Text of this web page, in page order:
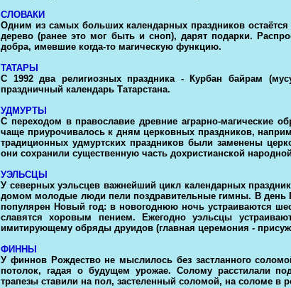
СЛОВАКИ
Одним из самых больших календарных праздников
дерево (ранее это мог быть и сноп), дарят подарки.
добра, имевшие когда-то магическую функцию.
ТАТАРЫ
С 1992 два религиозных праздника - Курбан байрам
праздничный календарь Татарстана.
УДМУРТЫ
С переходом в православие древние аграрно-магические
чаще приурочивалось к дням церковных праздников,
традиционных удмуртских праздников были заменены
они сохранили существенную часть дохристианской
УЭЛЬСЦЫ
У северных уэльсцев важнейший цикл календарных
домом молодые люди пели поздравительные гимны. В день
популярен Новый год: в новогоднюю ночь устраиваются
славятся хоровым пением. Ежегодно уэльсцы
имитирующему обряды друидов (главная церемония -
ФИННЫ
У финнов Рождество не мыслилось без застланного
потолок, гадая о будущем урожае. Солому расстилали
трапезы ставили на пол, застеленный соломой, на соломе в